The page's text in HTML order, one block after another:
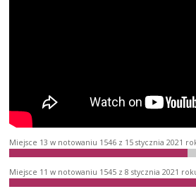
Miejsce 13 w notowaniu 1546 z 15 stycznia 2021
Miejsce 11 w notowaniu 1545 z 8 stycznia 2021